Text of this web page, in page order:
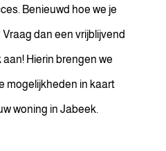
Benieuwd hoe we je
dan een vrijblijvend
Hierin brengen we
mogelijkheden in kaart
woning in Jabeek.